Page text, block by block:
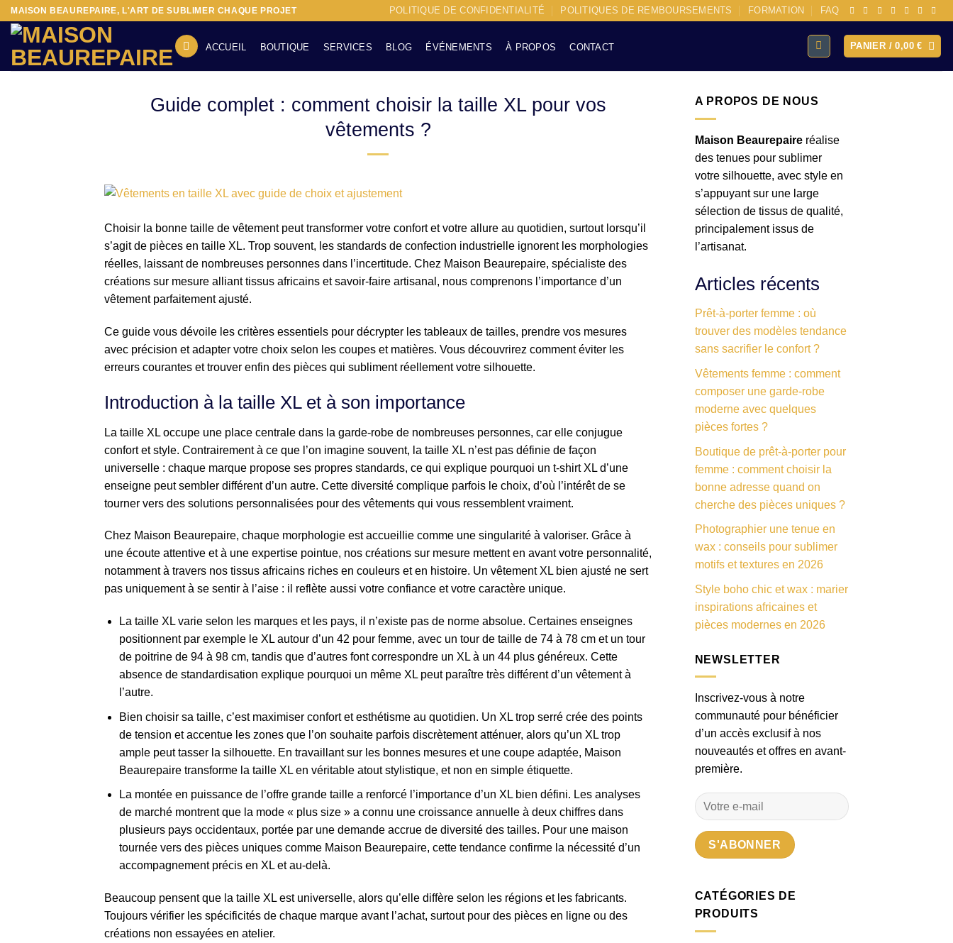
Passer
au
contenu
MAISON BEAUREPAIRE, L'ART DE SUBLIMER CHAQUE PROJET POLITIQUE DE CONFIDENTIALITÉ POLITIQUES DE REMBOURSEMENTS FORMATION FAQ
ACCUEIL BOUTIQUE SERVICES BLOG ÉVÉNEMENTS À PROPOS CONTACT PANIER /0,00€
Guide complet : comment choisir la taille XL pour vos
vêtements ?
Choisir la bonne taille de vêtement peut transformer votre confort et votre allure au quotidien, surtout lorsqu’il
s’agit de pièces en taille XL. Trop souvent, les standards de confection industrielle ignorent les morphologies
réelles, laissant de nombreuses personnes dans l’incertitude. Chez Maison Beaurepaire, spécialiste des
créations sur mesure alliant tissus africains et savoir-faire artisanal, nous comprenons l’importance d’un
vêtement parfaitement ajusté.
Ce guide vous dévoile les critères essentiels pour décrypter les tableaux de tailles, prendre vos mesures
avec précision et adapter votre choix selon les coupes et matières. Vous découvrirez comment éviter les
erreurs courantes et trouver enfin des pièces qui subliment réellement votre silhouette.
Introduction à la taille XL et à son importance
La taille XL occupe une place centrale dans la garde-robe de nombreuses personnes, car elle conjugue
confort et style. Contrairement à ce que l’on imagine souvent, la taille XL n’est pas définie de façon
universelle : chaque marque propose ses propres standards, ce qui explique pourquoi un t-shirt XL d’une
enseigne peut sembler différent d’un autre. Cette diversité complique parfois le choix, d’où l’intérêt de se
tourner vers des solutions personnalisées pour des vêtements qui vous ressemblent vraiment.
Chez Maison Beaurepaire, chaque morphologie est accueillie comme une singularité à valoriser. Grâce à
une écoute attentive et à une expertise pointue, nos créations sur mesure mettent en avant votre personnalité,
notamment à travers nos tissus africains riches en couleurs et en histoire. Un vêtement XL bien ajusté ne sert
pas uniquement à se sentir à l’aise : il reflète aussi votre confiance et votre caractère unique.
La taille XL varie selon les marques et les pays, il n’existe pas de norme absolue. Certaines enseignes
positionnent par exemple le XL autour d’un 42 pour femme, avec un tour de taille de 74 à 78 cm et un tour
de poitrine de 94 à 98 cm, tandis que d’autres font correspondre un XL à un 44 plus généreux. Cette
absence de standardisation explique pourquoi un même XL peut paraître très différent d’un vêtement à
l’autre.
Bien choisir sa taille, c’est maximiser confort et esthétisme au quotidien. Un XL trop serré crée des points
de tension et accentue les zones que l’on souhaite parfois discrètement atténuer, alors qu’un XL trop
ample peut tasser la silhouette. En travaillant sur les bonnes mesures et une coupe adaptée, Maison
Beaurepaire transforme la taille XL en véritable atout stylistique, et non en simple étiquette.
La montée en puissance de l’offre grande taille a renforcé l’importance d’un XL bien défini. Les analyses
de marché montrent que la mode « plus size » a connu une croissance annuelle à deux chiffres dans
plusieurs pays occidentaux, portée par une demande accrue de diversité des tailles. Pour une maison
tournée vers des pièces uniques comme Maison Beaurepaire, cette tendance confirme la nécessité d’un
accompagnement précis en XL et au-delà.
Beaucoup pensent que la taille XL est universelle, alors qu’elle diffère selon les régions et les fabricants.
Toujours vérifier les spécificités de chaque marque avant l’achat, surtout pour des pièces en ligne ou des
créations non essayées en atelier.
A PROPOS DE NOUS
Maison Beaurepaireréalise
des tenues pour sublimer
votre silhouette, avec style en
s’appuyant sur une large
sélection de tissus de qualité,
principalement issus de
l’artisanat.
Articles récents
Prêt-à-porter femme : où
trouver des modèles tendance
sans sacrifier le confort ?
Vêtements femme : comment
composer une garde-robe
moderne avec quelques
pièces fortes ?
Boutique de prêt-à-porter pour
femme : comment choisir la
bonne adresse quand on
cherche des pièces uniques ?
Photographier une tenue en
wax : conseils pour sublimer
motifs et textures en 2026
Style boho chic et wax : marier
inspirations africaines et
pièces modernes en 2026
NEWSLETTER
Inscrivez-vous à notre
communauté pour bénéficier
d’un accès exclusif à nos
nouveautés et offres en avant-
première.
CATÉGORIES DE
PRODUITS